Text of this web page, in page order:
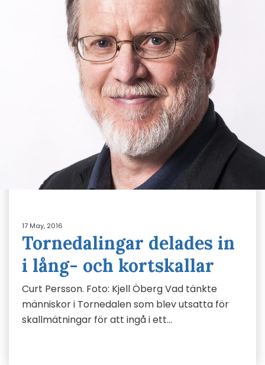
17 May, 2016
Tornedalingar delades in
i lång- och kortskallar
Curt Persson. Foto: Kjell Öberg Vad tänkte
människor i Tornedalen som blev utsatta för
skallmätningar för att ingå i ett…